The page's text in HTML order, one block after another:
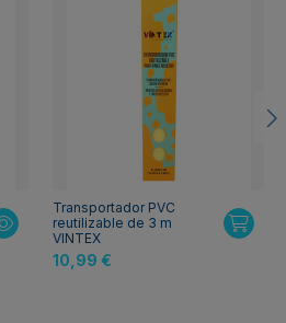
Transportador PVC
reutilizable de 3 m
VINTEX
10,99 €